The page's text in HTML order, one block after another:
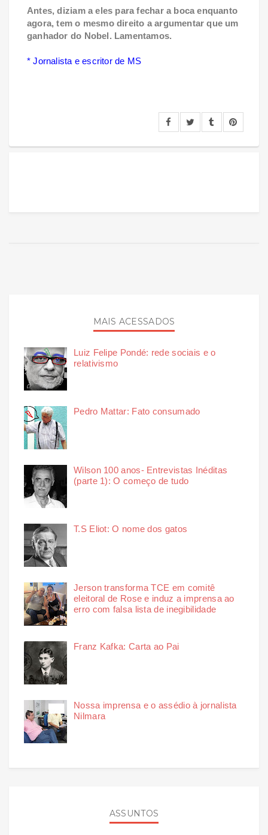
Antes, diziam a eles para fechar a boca enquanto
agora, tem o mesmo direito a argumentar que um
ganhador do Nobel. Lamentamos.
* Jornalista e escritor de MS
MAIS ACESSADOS
Luiz Felipe Pondé: rede sociais e o
relativismo
Pedro Mattar: Fato consumado
Wilson 100 anos- Entrevistas Inéditas
(parte 1): O começo de tudo
T.S Eliot: O nome dos gatos
Jerson transforma TCE em comitê
eleitoral de Rose e induz a imprensa ao
erro com falsa lista de inegibilidade
Franz Kafka: Carta ao Pai
Nossa imprensa e o assédio à jornalista
Nilmara
ASSUNTOS